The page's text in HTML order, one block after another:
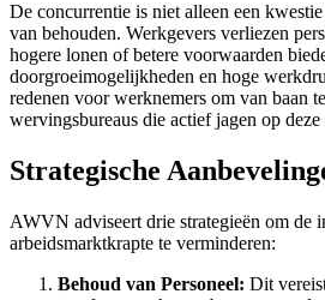
De concurrentie is niet alleen een
van behouden. Werkgevers verliezen
hogere lonen of betere voorwaarden
doorgroeimogelijkheden en hoge
redenen voor werknemers om van baan
wervingsbureaus die actief jagen op
Strategische
AWVN adviseert drie strategieën om de
arbeidsmarktkrapte te verminderen:
Behoud van Personeel: Dit